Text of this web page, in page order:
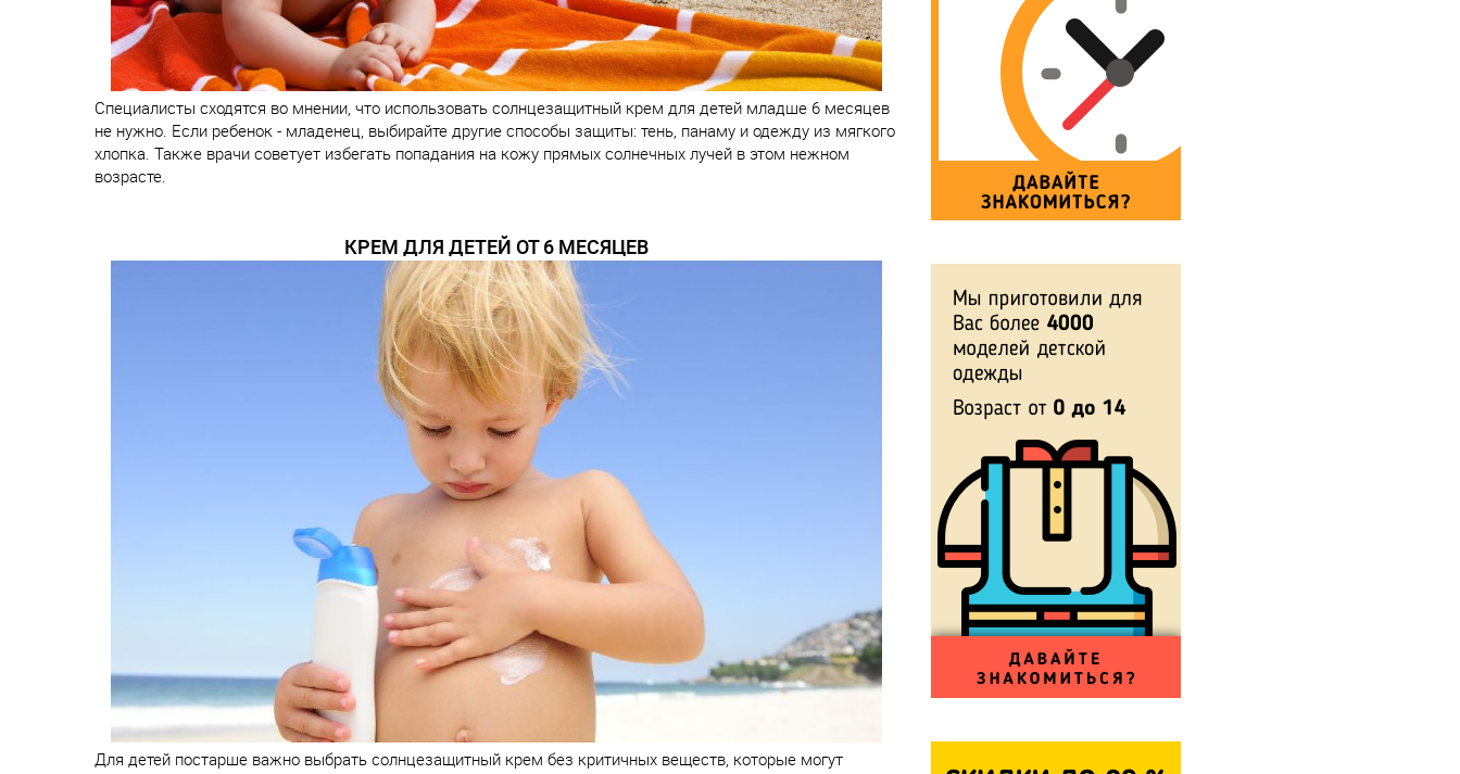
Специалисты сходятся во мнении, что использовать солнцезащитный крем для детей младше 6 месяцев
не нужно. Если ребенок - младенец, выбирайте другие способы защиты: тень, панаму и одежду из мягкого
хлопка. Также врачи советует избегать попадания на кожу прямых солнечных лучей в этом нежном
возрасте.
КРЕМ ДЛЯ ДЕТЕЙ ОТ 6 МЕСЯЦЕВ
Для детей постарше важно выбрать солнцезащитный крем без критичных веществ, которые могут